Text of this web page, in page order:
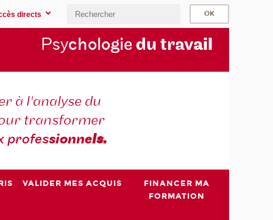
directs
Psychologie du travail
à l'analyse du
transformer
professionnels.
VALIDER MES ACQUIS
FINANCER MA
FORMATION